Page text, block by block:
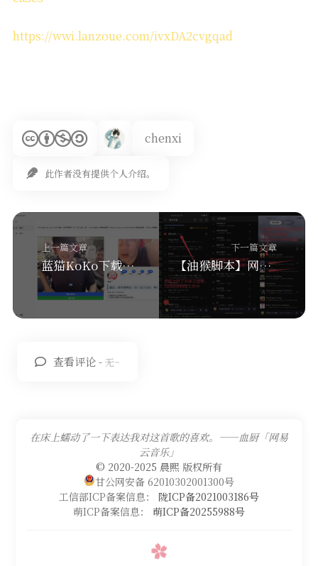
https://wwi.lanzoue.com/ivxDA2cvgqad
chenxi
此作者没有提供个人介绍。
上一篇文章
蓝猫KoKo下载器(BlueCatKoKo)
下一篇文章
【油猴脚本】网易云音乐云盘
查看评论 -无~
在床上蠕动了一下表达我对这首歌的喜欢。——血厨「网易
云音乐」
© 2020-2025 晨熙 版权所有
甘公网安备 62010302001300号
工信部ICP备案信息： 陇ICP备2021003186号
萌ICP备案信息： 萌ICP备20255988号